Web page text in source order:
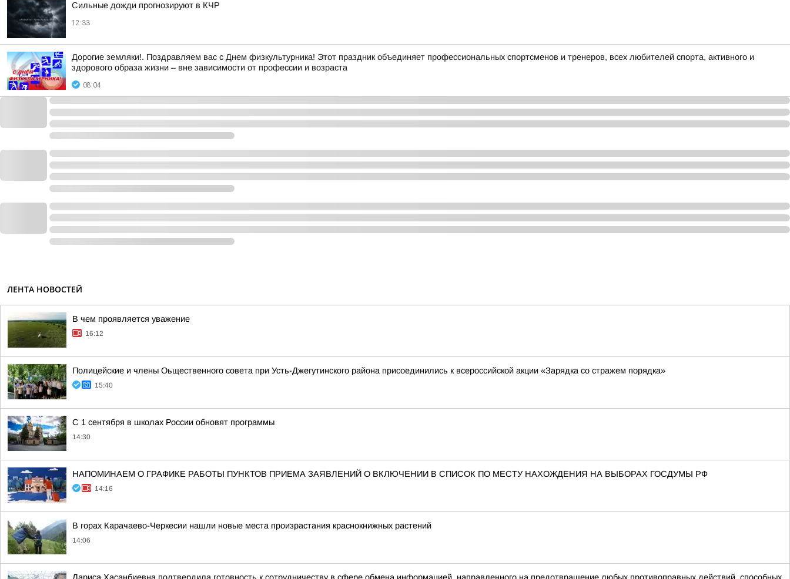
Сильные дожди прогнозируют в КЧР
12:33
Дорогие земляки!. Поздравляем вас с Днем физкультурника! Этот праздник объединяет профессиональных спортсменов и тренеров, всех любителей спорта, активного и
здорового образа жизни – вне зависимости от профессии и возраста
08:04
ЛЕНТА НОВОСТЕЙ
В чем проявляется уважение
16:12
Полицейские и члены Оьщественного совета при Усть-Джегутинского района присоединились к всероссийской акции «Зарядка со стражем порядка»
15:40
С 1 сентября в школах России обновят программы
14:30
НАПОМИНАЕМ О ГРАФИКЕ РАБОТЫ ПУНКТОВ ПРИЕМА ЗАЯВЛЕНИЙ О ВКЛЮЧЕНИИ В СПИСОК ПО МЕСТУ НАХОЖДЕНИЯ НА ВЫБОРАХ ГОСДУМЫ РФ
14:16
В горах Карачаево-Черкесии нашли новые места произрастания краснокнижных растений
14:06